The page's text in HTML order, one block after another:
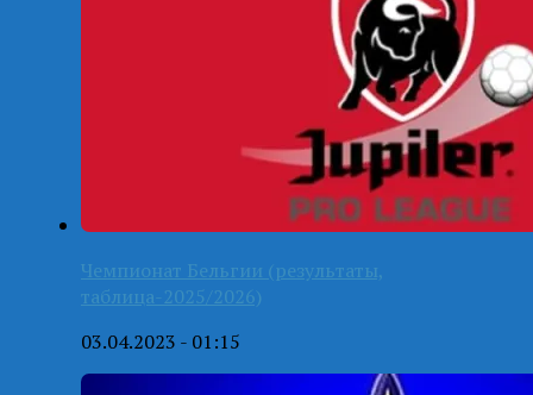
Чемпионат Бельгии (результаты,
таблица-2025/2026)
03.04.2023 - 01:15